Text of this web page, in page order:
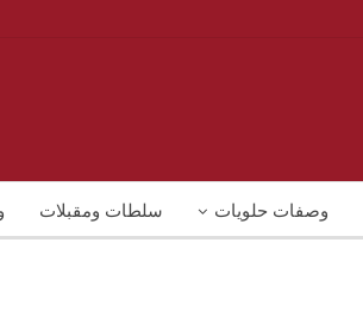
وصفات حلويات سلطات ومقبلات